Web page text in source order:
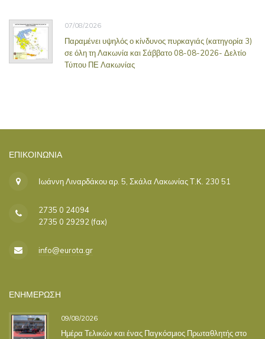
07/08/2026
Παραμένει υψηλός ο κίνδυνος πυρκαγιάς (κατηγορία 3)
σε όλη τη Λακωνία και Σάββατο 08-08-2026- Δελτίο
Τύπου ΠΕ Λακωνίας
ΕΠΙΚΟΙΝΩΝΊΑ
Ιωάννη Λιναρδάκου αρ. 5, Σκάλα Λακωνίας Τ.Κ. 230 51
2735 0 24094
2735 0 29292 (fax)
info@eurota.gr
ΕΝΗΜΕΡΩΣΗ
09/08/2026
Ημέρα Τελικών και ένας Παγκόσμιος Πρωταθλητής στο